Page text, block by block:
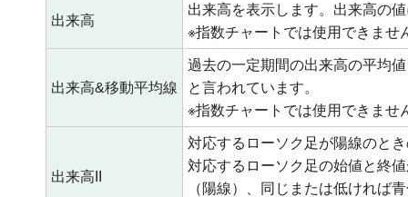
出来高
出来高を表示します。出来高の
※指数チャートでは使用できませ
出来高&移動平均線
過去の一定期間の出来高の平均
と言われています。
※指数チャートでは使用できませ
出来高II
対応するローソク足が陽線のと
対応するローソク足の始値と終
（陽線）、同じまたは低ければ